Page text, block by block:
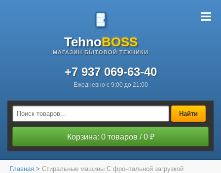
TehnoBOSS
МАГАЗИН БЫТОВОЙ ТЕХНИКИ
+7 937 069-63-40
Ежедневно с 9:00 до 21:00
Найти
Корзина: 0 товаров / 0 ₽
Главная > Стиральные машины С фронтальной загрузкой